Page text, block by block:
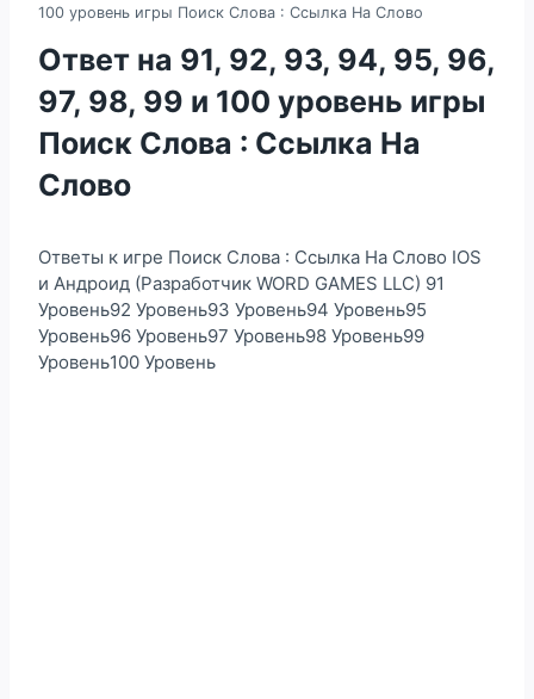
100 уровень игры Поиск Слова : Ссылка На Слово
Ответ на 91, 92, 93, 94, 95, 96,
97, 98, 99 и 100 уровень игры
Поиск Слова : Ссылка На
Слово
Ответы к игре Поиск Слова : Ссылка На Слово IOS
и Андроид (Разработчик WORD GAMES LLC) 91
Уровень92 Уровень93 Уровень94 Уровень95
Уровень96 Уровень97 Уровень98 Уровень99
Уровень100 Уровень